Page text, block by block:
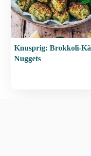
Knusprig: Brokkoli-
Nuggets